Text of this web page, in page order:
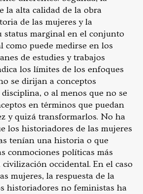
la alta calidad de la obra
de las mujeres y la
status marginal en el conjunto
como puede medirse en los
de estudies y trabajos
los límites de los enfoques
se dirijan a conceptos
o al menos que no se
en términos que puedan
y quizá transformarlos. No ha
los historiadores de las mujeres
tenían una historia o que
conmociones políticas más
occidental. En el caso
mujeres, la respuesta de la
historiadores no feministas ha